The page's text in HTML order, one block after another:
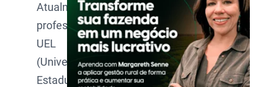
Atualmente
professora da
UEL
(Universidade
Estadual de